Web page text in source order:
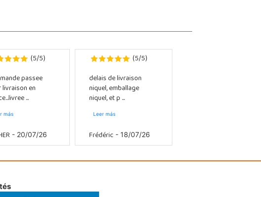
(5/5)
passee
en
...
más
- 20/07/26
(5/5)
delais de livraison
niquel, emballage
niquel, et p ...
Leer más
Frédéric- 18/07/26